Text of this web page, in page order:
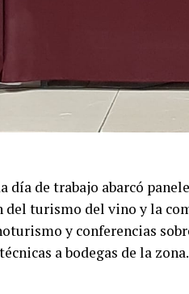
día de trabajo abarcó
del turismo del vino y la
y conferencias
a bodegas de la zona.